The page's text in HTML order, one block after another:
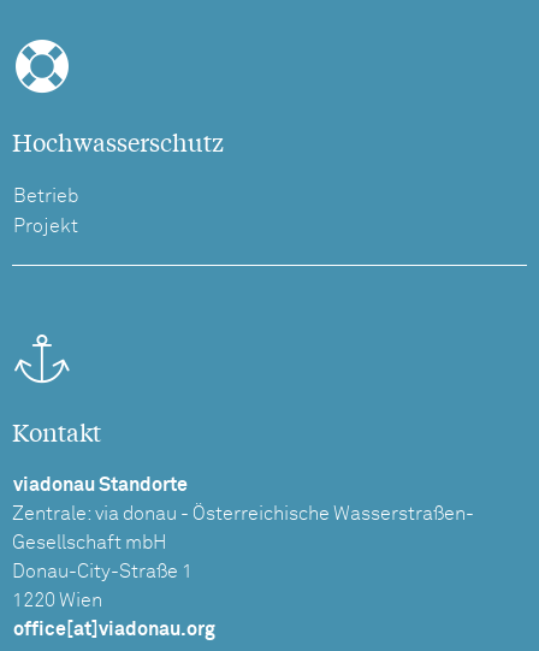
Hochwasserschutz
Betrieb
Projekt
Kontakt
viadonau Standorte
Zentrale: via donau - Österreichische Wasserstraßen-
Gesellschaft mbH
Donau-City-Straße 1
1220 Wien
office[at]viadonau.org